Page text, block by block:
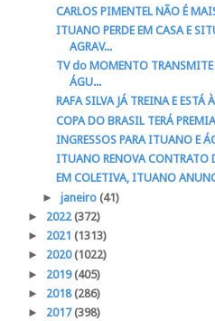
CARLOS PIMENTEL NÃO É
ITUANO PERDE EM CASA E
AGRAV...
TV do MOMENTO
ÁGU...
RAFA SILVA JÁ TREINA E ESTÁ
COPA DO BRASIL TERÁ
INGRESSOS PARA ITUANO E
ITUANO RENOVA CONTRATO
EM COLETIVA, ITUANO
► janeiro (41)
► 2022(372)
► 2021 (1313)
► 2020(1022)
► 2019(405)
► 2018(286)
► 2017(398)